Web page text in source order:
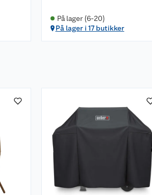
På lager (6-20)
På lager i 17 butikker